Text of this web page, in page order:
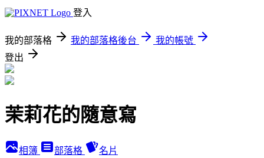
登入
我的部落格 我的部落格後台
我的帳號
登出
茉莉花的隨意寫
相簿 部落格 名片